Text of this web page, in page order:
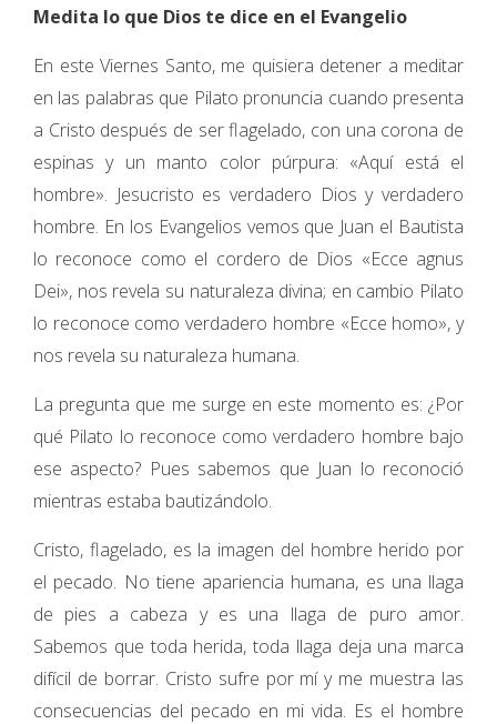
Medita lo que Dios te dice en el Evangelio
En este Viernes Santo, me quisiera detener a meditar
en las palabras que Pilato pronuncia cuando presenta
a Cristo después de ser flagelado, con una corona de
espinas y un manto color púrpura: «Aquí está el
hombre». Jesucristo es verdadero Dios y verdadero
hombre. En los Evangelios vemos que Juan el Bautista
lo reconoce como el cordero de Dios «Ecce agnus
Dei», nos revela su naturaleza divina; en cambio Pilato
lo reconoce como verdadero hombre «Ecce homo», y
nos revela su naturaleza humana.
La pregunta que me surge en este momento es: ¿Por
qué Pilato lo reconoce como verdadero hombre bajo
ese aspecto? Pues sabemos que Juan lo reconoció
mientras estaba bautizándolo.
Cristo, flagelado, es la imagen del hombre herido por
el pecado. No tiene apariencia humana, es una llaga
de pies a cabeza y es una llaga de puro amor.
Sabemos que toda herida, toda llaga deja una marca
difícil de borrar. Cristo sufre por mí y me muestra las
consecuencias del pecado en mi vida. Es el hombre